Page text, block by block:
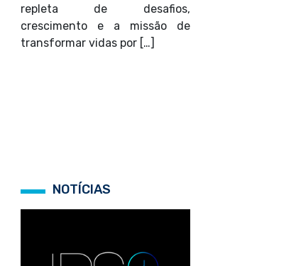
repleta de desafios,
crescimento e a missão de
transformar vidas por […]
NOTÍCIAS